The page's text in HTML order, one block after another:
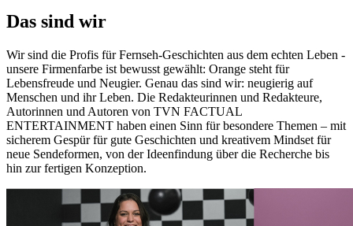
Das sind wir
Wir sind die Profis für Fernseh-Geschichten aus dem echten Leben -
unsere Firmenfarbe ist bewusst gewählt: Orange steht für
Lebensfreude und Neugier. Genau das sind wir: neugierig auf
Menschen und ihr Leben. Die Redakteurinnen und Redakteure,
Autorinnen und Autoren von TVN FACTUAL
ENTERTAINMENT haben einen Sinn für besondere Themen – mit
sicherem Gespür für gute Geschichten und kreativem Mindset für
neue Sendeformen, von der Ideenfindung über die Recherche bis
hin zur fertigen Konzeption.